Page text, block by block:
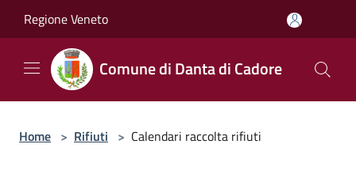
Regione Veneto
Comune di Danta di Cadore
Home > Rifiuti > Calendari raccolta rifiuti